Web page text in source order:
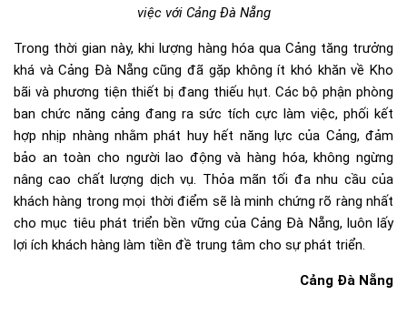
việc với Cảng Đà Nẵng
Trong thời gian này, khi lượng hàng hóa qua Cảng tăng trưởng
khá và Cảng Đà Nẵng cũng đã gặp không ít khó khăn về Kho
bãi và phương tiện thiết bị đang thiếu hụt. Các bộ phận phòng
ban chức năng cảng đang ra sức tích cực làm việc, phối kết
hợp nhịp nhàng nhằm phát huy hết năng lực của Cảng, đảm
bảo an toàn cho người lao động và hàng hóa, không ngừng
nâng cao chất lượng dịch vụ. Thỏa mãn tối đa nhu cầu của
khách hàng trong mọi thời điểm sẽ là minh chứng rõ ràng nhất
cho mục tiêu phát triển bền vững của Cảng Đà Nẵng, luôn lấy
lợi ích khách hàng làm tiền đề trung tâm cho sự phát triển.
Cảng Đà Nẵng